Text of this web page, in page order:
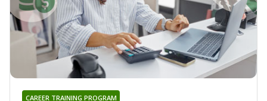
CAREER TRAINING PROGRAM